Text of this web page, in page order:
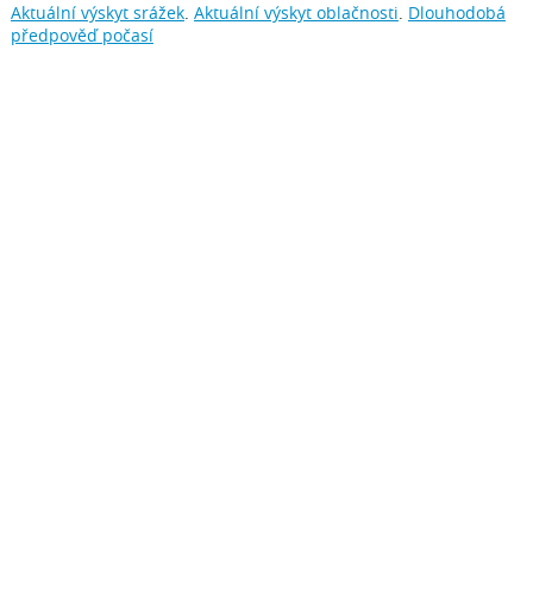
Aktuální výskyt srážek. Aktuální výskyt oblačnosti. Dlouhodobá
předpověď počasí